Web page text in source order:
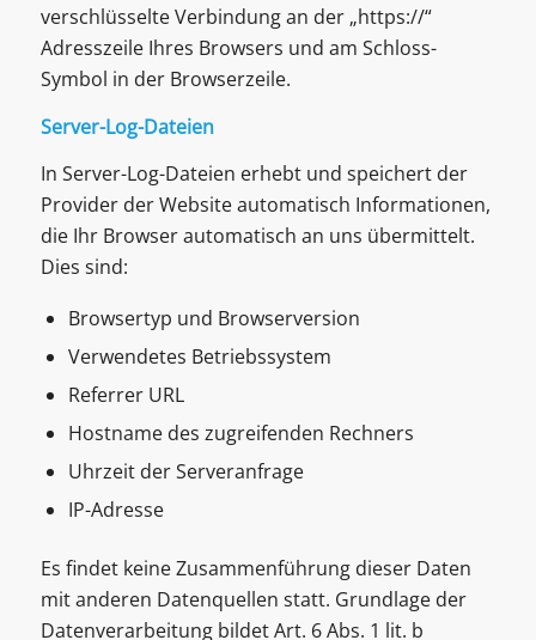
verschlüsselte Verbindung an der „https://“
Adresszeile Ihres Browsers und am Schloss-
Symbol in der Browserzeile.
Server-Log-Dateien
In Server-Log-Dateien erhebt und speichert der
Provider der Website automatisch Informationen,
die Ihr Browser automatisch an uns übermittelt.
Dies sind:
Browsertyp und Browserversion
Verwendetes Betriebssystem
Referrer URL
Hostname des zugreifenden Rechners
Uhrzeit der Serveranfrage
IP-Adresse
Es findet keine Zusammenführung dieser Daten
mit anderen Datenquellen statt. Grundlage der
Datenverarbeitung bildet Art. 6 Abs. 1 lit. b